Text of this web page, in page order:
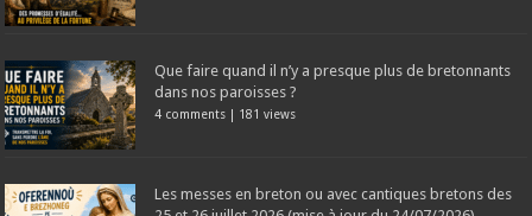
Que faire quand il n’y a presque plus de bretonnants
dans nos paroisses ?
4 comments | 181 views
Les messes en breton ou avec cantiques bretons des